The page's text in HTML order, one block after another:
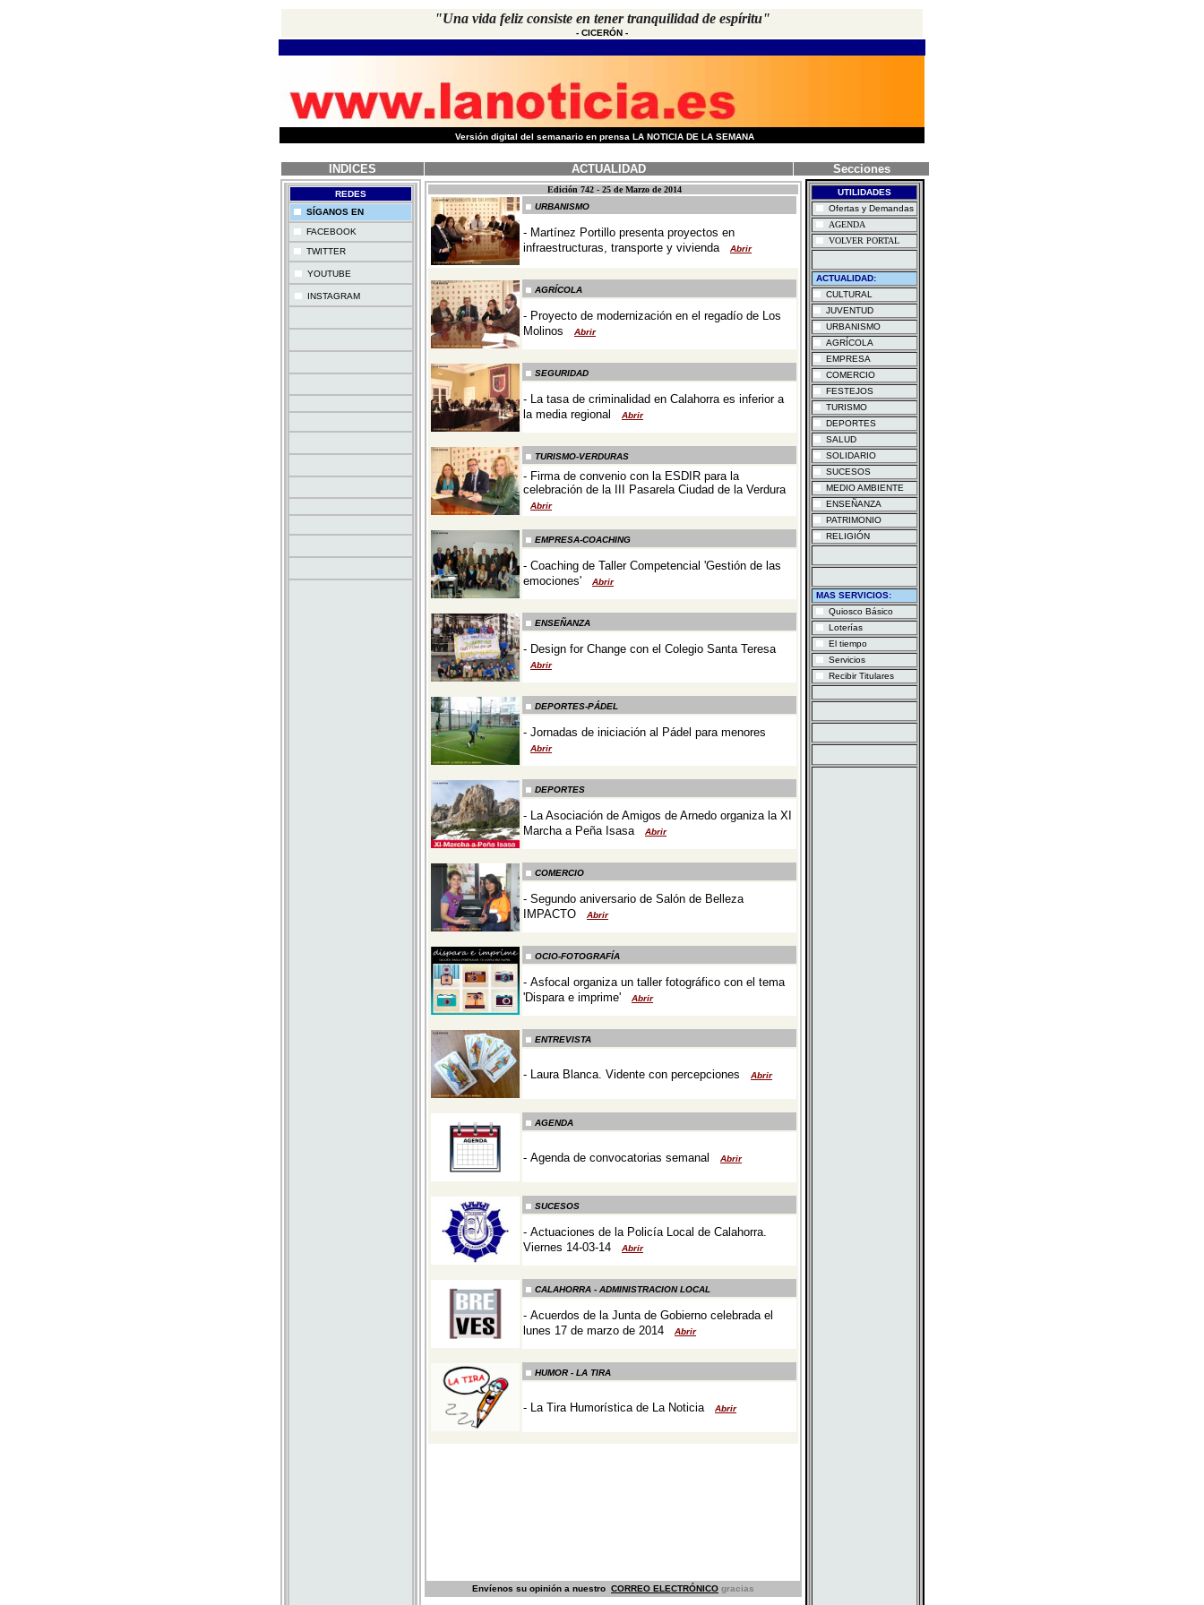
"Una vida feliz consiste en tener tranquilidad de espíritu"
- CICERÓN -
Versión digital del semanario en prensa LA NOTICIA DE LA SEMANA
INDICES ACTUALIDAD Secciones
Envíenos su opinión a nuestro CORREO ELECTRÓNICO gracias